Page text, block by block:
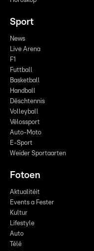
Sport
News
Live Arena
F1
Futtball
Basketball
Handball
Dëschtennis
Volleyball
Vëlossport
Auto-Moto
E-Sport
Weider Sportaarten
Fotoen
Aktualitéit
Events a Fester
Kultur
Lifestyle
Auto
Télé